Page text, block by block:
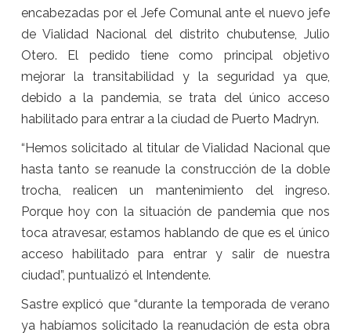
encabezadas por el Jefe Comunal ante el nuevo jefe
de Vialidad Nacional del distrito chubutense, Julio
Otero. El pedido tiene como principal objetivo
mejorar la transitabilidad y la seguridad ya que,
debido a la pandemia, se trata del único acceso
habilitado para entrar a la ciudad de Puerto Madryn.
“Hemos solicitado al titular de Vialidad Nacional que
hasta tanto se reanude la construcción de la doble
trocha, realicen un mantenimiento del ingreso.
Porque hoy con la situación de pandemia que nos
toca atravesar, estamos hablando de que es el único
acceso habilitado para entrar y salir de nuestra
ciudad”, puntualizó el Intendente.
Sastre explicó que “durante la temporada de verano
ya habíamos solicitado la reanudación de esta obra